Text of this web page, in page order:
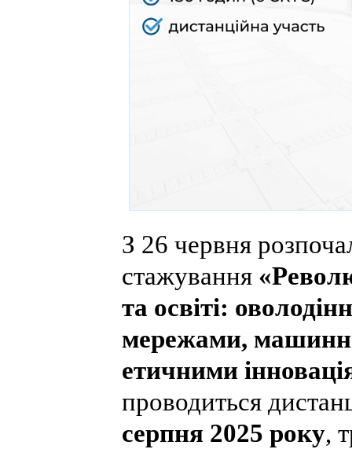
З 26 червня
стажування
та освіті:
мережами,
етичними
проводиться
серпня 2025 року,